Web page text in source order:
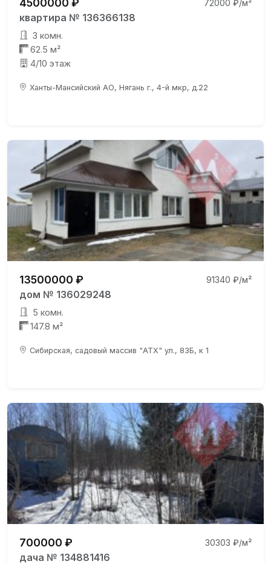
72000 ₽/м²
квартира № 136366138
3 комн.
62.5 м²
4/10 этаж
Ханты-Мансийский АО, Нягань г., 4-й мкр, д.22
13500000 ₽ 91340 ₽/м²
дом № 136029248
5 комн.
147.8 м²
Сибирская, садовый массив "АТХ" ул., 83Б, к 1
700000 ₽ 30303 ₽/м²
дача № 134881416